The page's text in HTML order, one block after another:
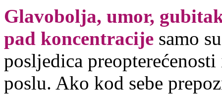
Glavobolja, umor,
pad koncentracije samo
posljedica preopterećenosti
poslu. Ako kod sebe